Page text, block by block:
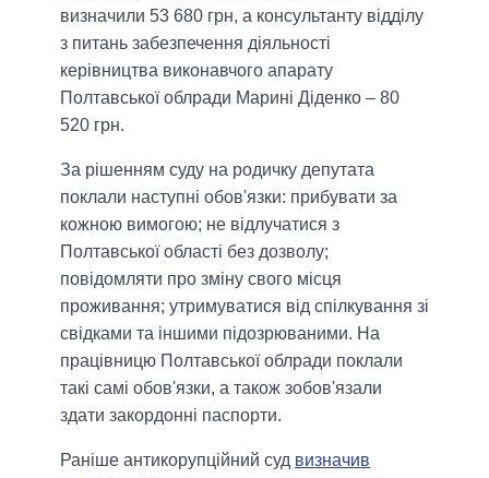
визначили 53 680 грн, а консультанту відділу
з питань забезпечення діяльності
керівництва виконавчого апарату
Полтавської облради Марині Діденко – 80
520 грн.
За рішенням суду на родичку депутата
поклали наступні обов'язки: прибувати за
кожною вимогою; не відлучатися з
Полтавської області без дозволу;
повідомляти про зміну свого місця
проживання; утримуватися від спілкування зі
свідками та іншими підозрюваними. На
працівницю Полтавської облради поклали
такі самі обов'язки, а також зобов'язали
здати закордонні паспорти.
Раніше антикорупційний суд визначив